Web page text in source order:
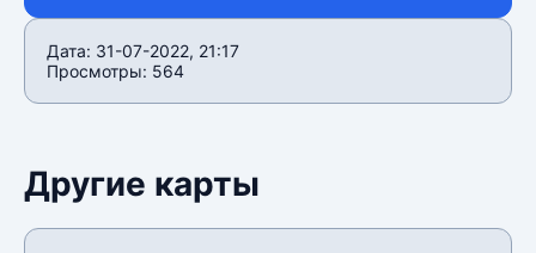
Дата: 31-07-2022, 21:17
Просмотры: 564
Другие карты